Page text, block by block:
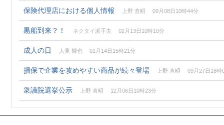
保険代理店における個人情報 上野 直昭 09月08日10時44分
黒船到来？！ ネクタイ派手夫 02月13日10時10分
成人の日 人見 輝也 01月14日15時21分
損保で企業を攻めやすい商品が続々登場 上野 直昭 09月27日18時
衆議院選挙公示 上野 直昭 12月06日10時23分